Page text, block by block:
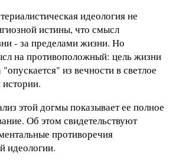
идеология не
истины, что смысл
- за пределами жизни. Но
на противоположный: цель жизни
из вечности в светлое
этой догмы показывает ее полное
Об этом свидетельствуют
противоречия
идеологии.